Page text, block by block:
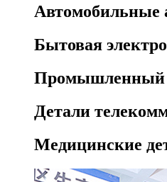
Автомобильные
Бытовая
Промышленный
Детали
Медицинские